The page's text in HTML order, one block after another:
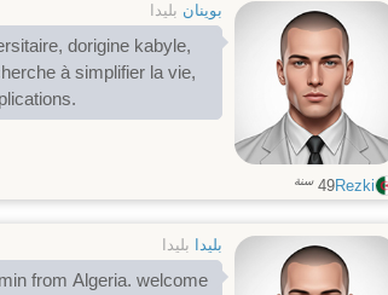
بوينان بليدا
dorigine kabyle,
à simplifier la vie,
Rezki
49 سنة
بليدا بليدا
from Algeria. welcome